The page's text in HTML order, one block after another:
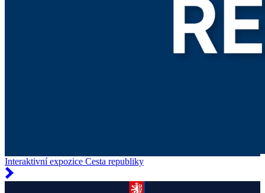
Interaktivní expozice Cesta republiky